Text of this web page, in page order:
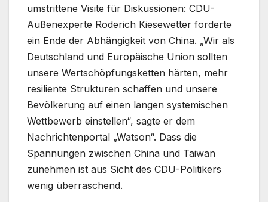
umstrittene Visite für Diskussionen: CDU-
Außenexperte Roderich Kiesewetter forderte
ein Ende der Abhängigkeit von China. „Wir als
Deutschland und Europäische Union sollten
unsere Wertschöpfungsketten härten, mehr
resiliente Strukturen schaffen und unsere
Bevölkerung auf einen langen systemischen
Wettbewerb einstellen“, sagte er dem
Nachrichtenportal „Watson“. Dass die
Spannungen zwischen China und Taiwan
zunehmen ist aus Sicht des CDU-Politikers
wenig überraschend.